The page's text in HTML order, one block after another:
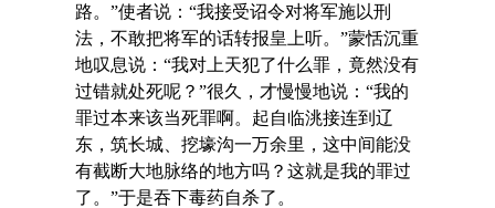
路。”使者说：“我接受诏令对将军施以刑
法，不敢把将军的话转报皇上听。”蒙恬沉重
地叹息说：“我对上天犯了什么罪，竟然没有
过错就处死呢？”很久，才慢慢地说：“我的
罪过本来该当死罪啊。起自临洮接连到辽
东，筑长城、挖壕沟一万余里，这中间能没
有截断大地脉络的地方吗？这就是我的罪过
了。”于是吞下毒药自杀了。